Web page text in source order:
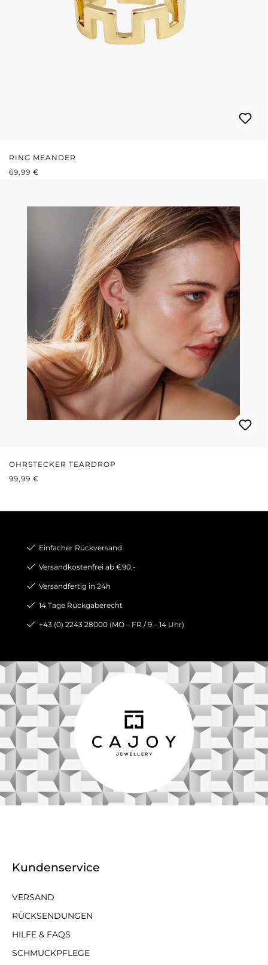
RING MEANDER
REGULÄRER PREIS:
69,99 €
OHRSTECKER TEARDROP
REGULÄRER PREIS:
99,99 €
Einfacher Rückversand
Versandkostenfrei ab €90,-
Versandfertig in 24h
14 Tage Rückgaberecht
+43 (0) 2243 28000 (MO – FR / 9 – 14 Uhr)
Kundenservice
VERSAND
RÜCKSENDUNGEN
HILFE & FAQS
SCHMUCKPFLEGE